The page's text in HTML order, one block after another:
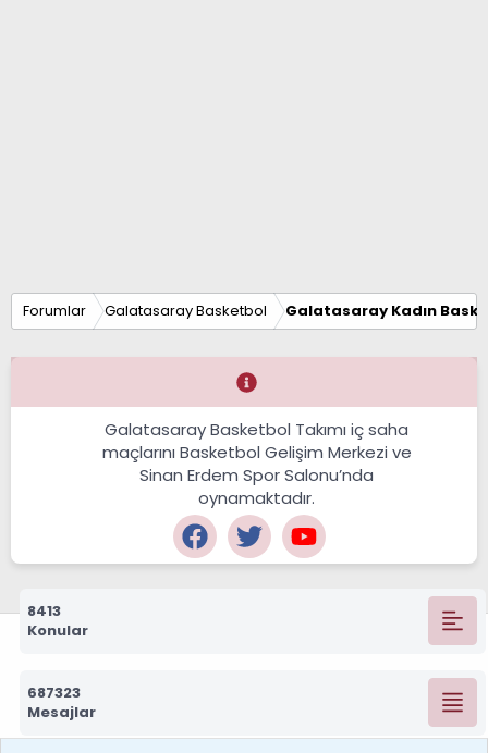
Forumlar Galatasaray Basketbol Galatasaray Kadın
Galatasaray Basketbol Takımı iç saha
maçlarını Basketbol Gelişim Merkezi ve
Sinan Erdem Spor Salonu’nda
oynamaktadır.
8413
Konular
687323
Mesajlar